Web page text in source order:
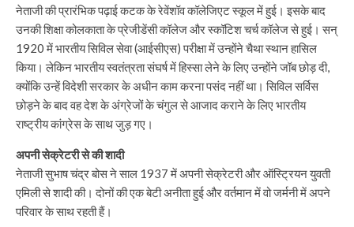
नेताजी की प्रारंभिक पढ़ाई कटक के रेवेंशॉव कॉलेजिएट स्कूल में हुई। इसके बाद
उनकी शिक्षा कोलकाता के प्रेजीडेंसी कॉलेज और स्कॉटिश चर्च कॉलेज से हुई। सन्
1920 में भारतीय सिविल सेवा (आईसीएस) परीक्षा में उन्होंने चैथा स्थान हासिल
किया। लेकिन भारतीय स्वतंत्रता संघर्ष में हिस्सा लेने के लिए उन्होंने जॉब छोड़ दी,
क्योंकि उन्हें विदेशी सरकार के अधीन काम करना पसंद नहीं था। सिविल सर्विस
छोड़ने के बाद वह देश के अंग्रेजों के चंगुल से आजाद कराने के लिए भारतीय
राष्ट्रीय कांग्रेस के साथ जुड़ गए।
अपनी सेक्रेटरी से की शादी
नेताजी सुभाष चंद्र बोस ने साल 1937 में अपनी सेक्रेटरी और ऑस्ट्रियन युवती
एमिली से शादी की। दोनों की एक बेटी अनीता हुई और वर्तमान में वो जर्मनी में अपने
परिवार के साथ रहती हैं।